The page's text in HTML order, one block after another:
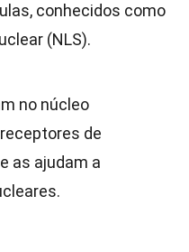
conhecidos como
(NLS).
no núcleo
de
as ajudam a